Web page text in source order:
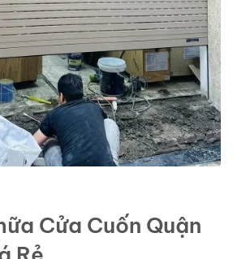
Cửa Cuốn Quận